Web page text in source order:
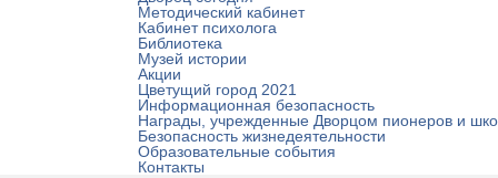
Методический кабинет
Кабинет психолога
Библиотека
Музей истории
Акции
Цветущий город 2021
Информационная безопасность
Награды, учрежденные Дворцом пионеров и
Безопасность жизнедеятельности
Образовательные события
Контакты